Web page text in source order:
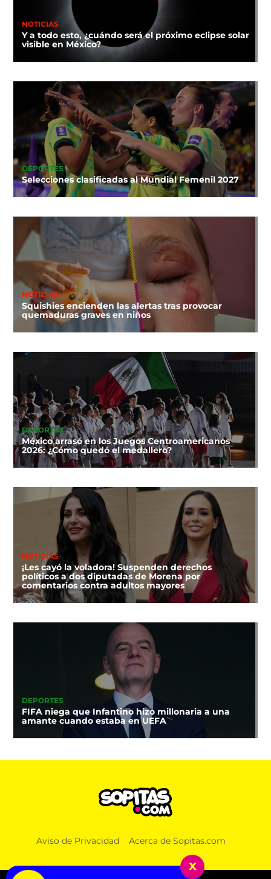
NOTICIAS
Y a todo esto, ¿cuándo será el próximo eclipse solar
visible en México?
DEPORTES
Selecciones clasificadas al Mundial Femenil 2027
NOTICIAS
Squishies encienden las alertas tras provocar
quemaduras graves en niños
DEPORTES
México arrasó en los Juegos Centroamericanos
2026: ¿Cómo quedó el medallero?
NOTICIAS
¡Les cayó la voladora! Suspenden derechos
políticos a dos diputadas de Morena por
comentarios contra adultos mayores
DEPORTES
FIFA niega que Infantino hizo millonaria a una
amante cuando estaba en UEFA
Aviso de Privacidad Acerca de Sopitas.com
x